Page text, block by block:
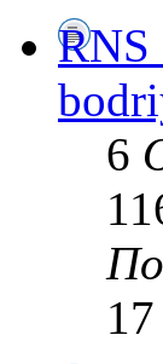
RNS
6